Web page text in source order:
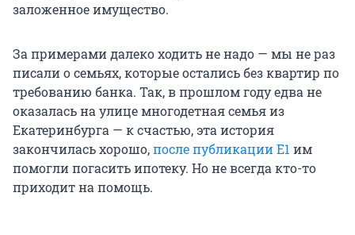
заложенное имущество.
За примерами далеко ходить не надо — мы не раз
писали о семьях, которые остались без квартир по
требованию банка. Так, в прошлом году едва не
оказалась на улице многодетная семья из
Екатеринбурга — к счастью, эта история
закончилась хорошо,после публикации E1 им
помогли погасить ипотеку. Но не всегда кто-то
приходит на помощь.